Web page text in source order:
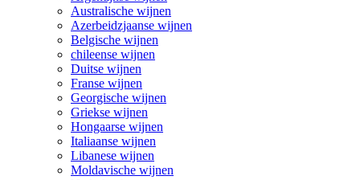
Australische wijnen
Azerbeidzjaanse wijnen
Belgische wijnen
chileense wijnen
Duitse wijnen
Franse wijnen
Georgische wijnen
Griekse wijnen
Hongaarse wijnen
Italiaanse wijnen
Libanese wijnen
Moldavische wijnen